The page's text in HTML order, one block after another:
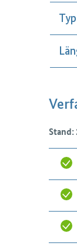
Typ
Stand: